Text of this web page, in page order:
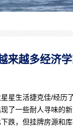
来越多经济
星生活捷克佳/经历
了一些耐人寻味的
跌，但挂牌房源和